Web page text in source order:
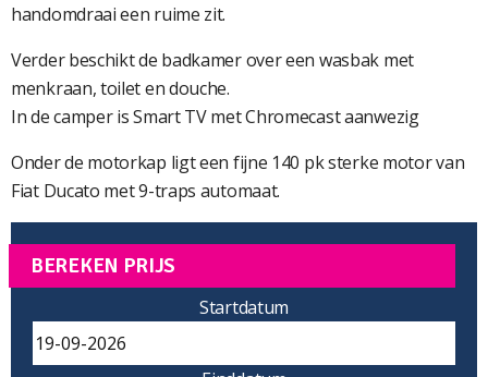
handomdraai een ruime zit.
Verder beschikt de badkamer over een wasbak met
menkraan, toilet en douche.
In de camper is Smart TV met Chromecast aanwezig
Onder de motorkap ligt een fijne 140 pk sterke motor van
Fiat Ducato met 9-traps automaat.
BEREKEN PRIJS
Startdatum